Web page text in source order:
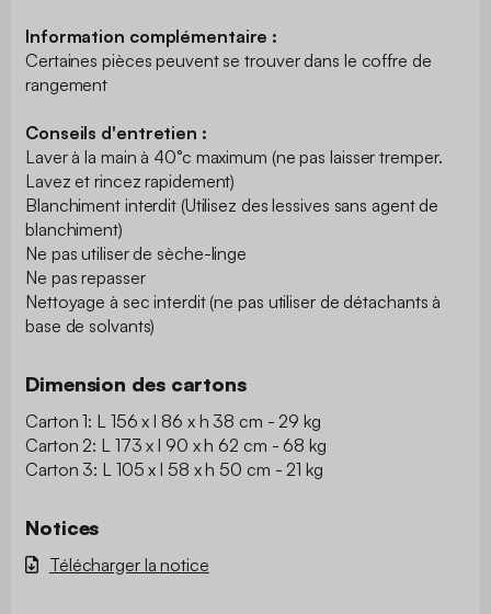
Information complémentaire :
Certaines pièces peuvent se trouver dans le coffre de
rangement
Conseils d'entretien :
Laver à la main à 40°c maximum (ne pas laisser tremper.
Lavez et rincez rapidement)
Blanchiment interdit (Utilisez des lessives sans agent de
blanchiment)
Ne pas utiliser de sèche-linge
Ne pas repasser
Nettoyage à sec interdit (ne pas utiliser de détachants à
base de solvants)
Dimension des cartons
Carton 1: L 156 x l 86 x h 38 cm - 29 kg
Carton 2: L 173 x l 90 x h 62 cm - 68 kg
Carton 3: L 105 x l 58 x h 50 cm - 21 kg
Notices
Télécharger la notice